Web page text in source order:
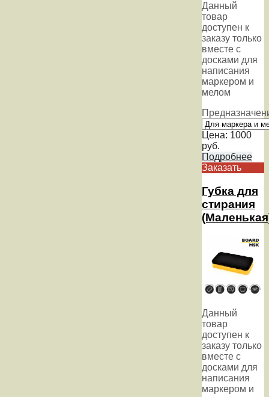
Данный
товар
доступен к
заказу только
вместе с
досками для
написания
маркером и
мелом
Цена: 1000
руб.
Подробнее
Заказать
Губка для
стирания
Данный
товар
доступен к
заказу только
вместе с
досками для
написания
маркером и